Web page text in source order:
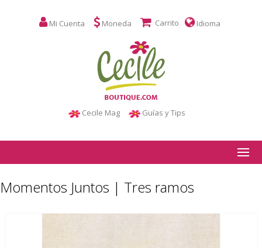
Mi Cuenta Moneda Carrito Idioma
Cecile Mag Guías y Tips
Momentos Juntos | Tres ramos